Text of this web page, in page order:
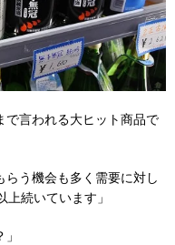
で言われる大ヒット商品で
う機会も多く需要に対し
続いています」